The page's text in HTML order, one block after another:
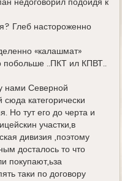
недоговорил подойдя к
Глеб настороженно
«калашмат»
побольше ..ПКТ ил КПВТ..
нами Северной
категорически
Но тут его до черта и
участки,в
дивизия ,поэтому
досталось то что
покупают,ьза
таки по договору